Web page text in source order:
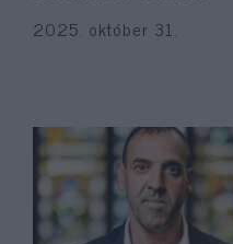
2025. október 31.